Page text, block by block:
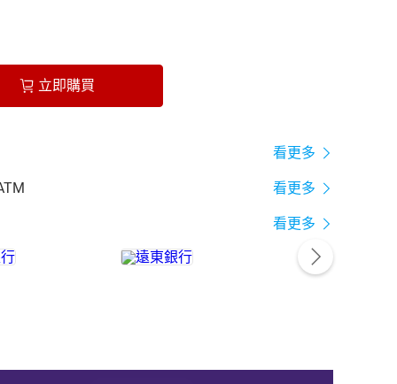
立即購買
看更多
看更多
看更多